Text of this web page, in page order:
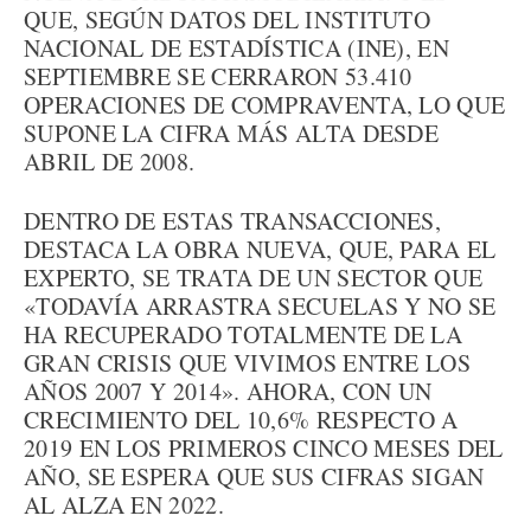
QUE, SEGÚN DATOS DEL INSTITUTO
NACIONAL DE ESTADÍSTICA (INE), EN
SEPTIEMBRE SE CERRARON 53.410
OPERACIONES DE COMPRAVENTA, LO QUE
SUPONE LA CIFRA MÁS ALTA DESDE
ABRIL DE 2008.
DENTRO DE ESTAS TRANSACCIONES,
DESTACA LA OBRA NUEVA, QUE, PARA EL
EXPERTO, SE TRATA DE UN SECTOR QUE
«TODAVÍA ARRASTRA SECUELAS Y NO SE
HA RECUPERADO TOTALMENTE DE LA
GRAN CRISIS QUE VIVIMOS ENTRE LOS
AÑOS 2007 Y 2014». AHORA, CON UN
CRECIMIENTO DEL 10,6% RESPECTO A
2019 EN LOS PRIMEROS CINCO MESES DEL
AÑO, SE ESPERA QUE SUS CIFRAS SIGAN
AL ALZA EN 2022.